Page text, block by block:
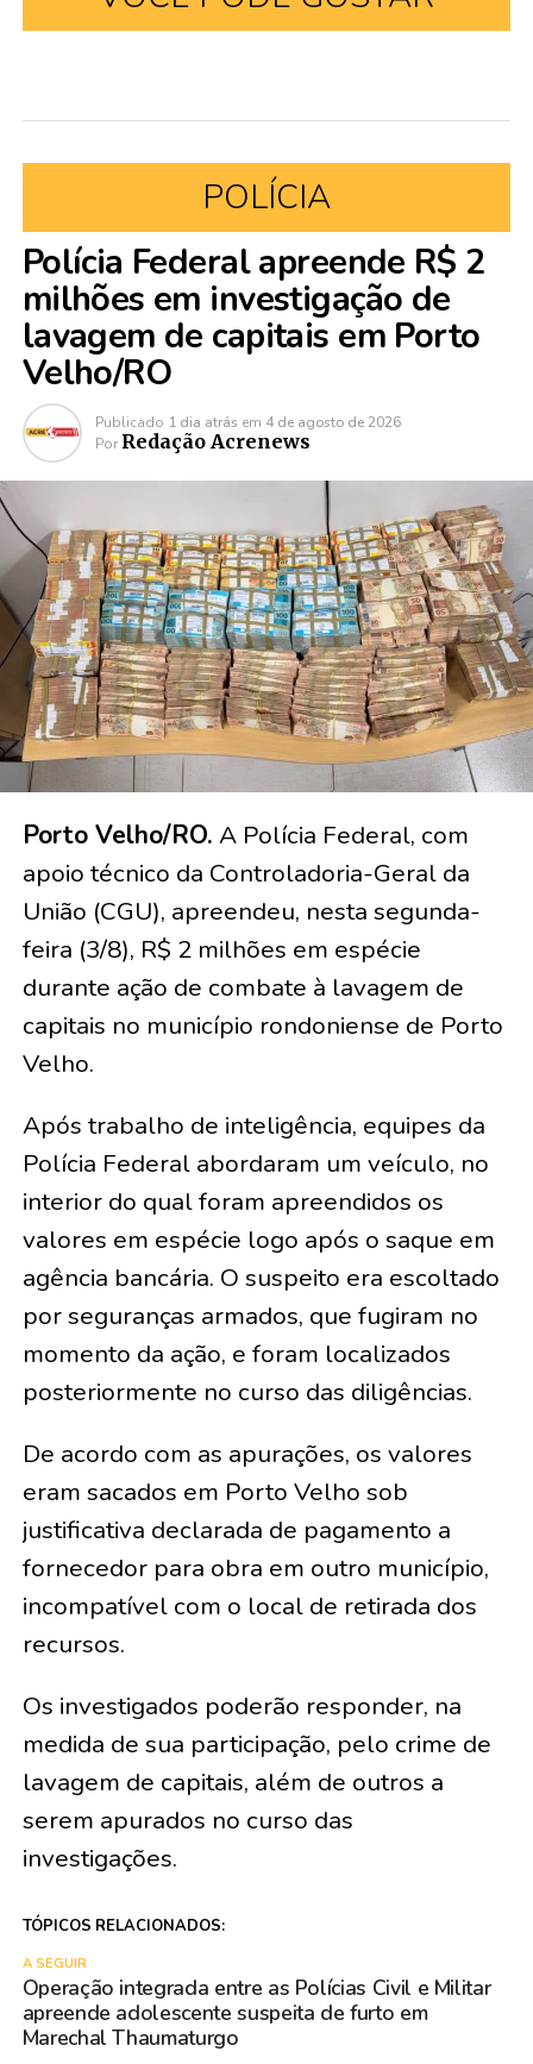
POLÍCIA
Polícia Federal apreende R$ 2
milhões em investigação de
lavagem de capitais em Porto
Velho/RO
Publicado 1 dia atrás em 4 de agosto de 2026
Por Redação Acrenews
Porto Velho/RO. A Polícia Federal, com
apoio técnico da Controladoria-Geral da
União (CGU), apreendeu, nesta segunda-
feira (3/8), R$ 2 milhões em espécie
durante ação de combate à lavagem de
capitais no município rondoniense de Porto
Velho.
Após trabalho de inteligência, equipes da
Polícia Federal abordaram um veículo, no
interior do qual foram apreendidos os
valores em espécie logo após o saque em
agência bancária. O suspeito era escoltado
por seguranças armados, que fugiram no
momento da ação, e foram localizados
posteriormente no curso das diligências.
De acordo com as apurações, os valores
eram sacados em Porto Velho sob
justificativa declarada de pagamento a
fornecedor para obra em outro município,
incompatível com o local de retirada dos
recursos.
Os investigados poderão responder, na
medida de sua participação, pelo crime de
lavagem de capitais, além de outros a
serem apurados no curso das
investigações.
TÓPICOS RELACIONADOS:
A SEGUIR
Operação integrada entre as Polícias Civil e Militar
apreende adolescente suspeita de furto em
Marechal Thaumaturgo